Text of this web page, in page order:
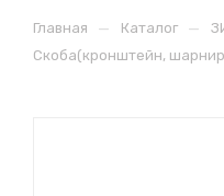
Главная — Каталог —
Скоба(кронштейн,